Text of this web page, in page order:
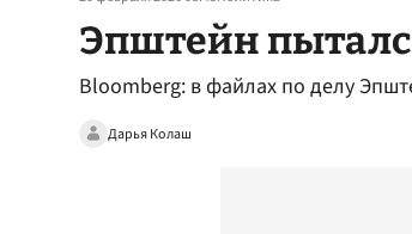
Эпштейн
Bloomberg: в файлах по делу
Дарья Колаш